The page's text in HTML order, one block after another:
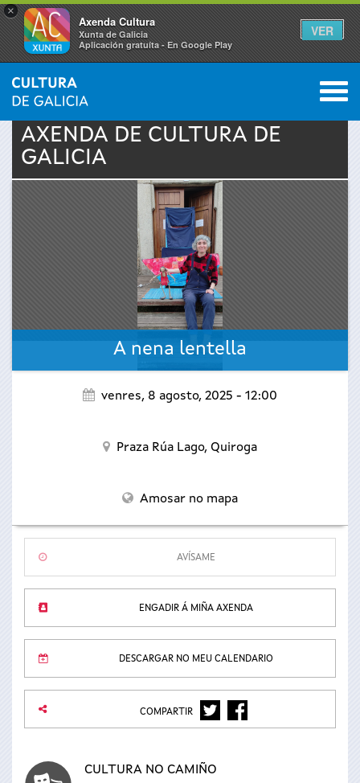
×
Axenda Cultura
Xunta de Galicia
Aplicación gratuíta - En Google Play
VER
Vostede
está
INICIO › ACTUALIDADE 0
AXENDA DE CULTURA DE
GALICIA
A nena lentella
venres, 8 agosto, 2025 - 12:00
Praza Rúa Lago, Quiroga
Amosar no mapa
AVÍSAME
ENGADIR Á MIÑA AXENDA
DESCARGAR NO MEU CALENDARIO
COMPARTIR TWITTERFACEBOOK
CULTURA NO CAMIÑO